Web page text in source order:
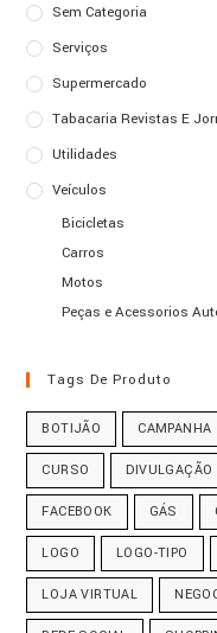
Sem Categoria
Serviços
Supermercado
Tabacaria Revistas E
Utilidades
Veículos
Bicicletas
Carros
Motos
Peças e Acessorios
Tags De Produto
BOTIJÃO CAMPANHA
CURSO DIVULGAÇÃO
FACEBOOK GÁS
LOGO LOGO-TIPO
LOJA VIRTUAL